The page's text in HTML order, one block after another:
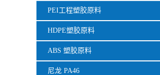
PEI工程塑胶原料
HDPE塑胶原料
ABS 塑胶原料
尼龙 PA46